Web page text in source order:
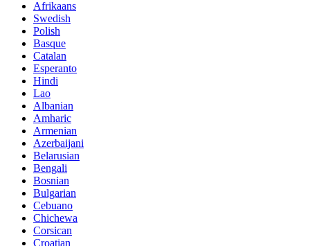
Afrikaans
Swedish
Polish
Basque
Catalan
Esperanto
Hindi
Lao
Albanian
Amharic
Armenian
Azerbaijani
Belarusian
Bengali
Bosnian
Bulgarian
Cebuano
Chichewa
Corsican
Croatian